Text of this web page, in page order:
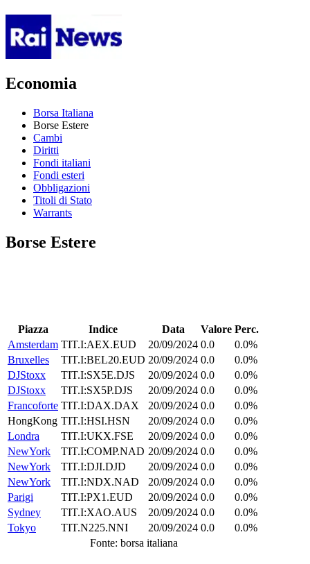
Economia
Borsa Italiana
Borse Estere
Cambi
Diritti
Fondi italiani
Fondi esteri
Obbligazioni
Titoli di Stato
Warrants
Borse Estere
Piazza Indice Data Valore Perc.
Amsterdam TIT.I:AEX.EUD 20/09/2024 0.0
0.0%
Bruxelles
TIT.I:BEL20.EUD 20/09/2024 0.0
0.0%
DJStoxx
TIT.I:SX5E.DJS 20/09/2024 0.0
0.0%
DJStoxx
TIT.I:SX5P.DJS 20/09/2024 0.0
0.0%
Francoforte TIT.I:DAX.DAX 20/09/2024 0.0
0.0%
HongKong TIT.I:HSI.HSN 20/09/2024 0.0
0.0%
Londra
TIT.I:UKX.FSE 20/09/2024 0.0
0.0%
NewYork
TIT.I:COMP.NAD 20/09/2024 0.0
0.0%
NewYork
TIT.I:DJI.DJD 20/09/2024 0.0
0.0%
NewYork
TIT.I:NDX.NAD 20/09/2024 0.0
0.0%
Parigi
TIT.I:PX1.EUD 20/09/2024 0.0
0.0%
Sydney
TIT.I:XAO.AUS 20/09/2024 0.0
0.0%
Tokyo
TIT.N225.NNI 20/09/2024 0.0
0.0%
Fonte: borsa italiana